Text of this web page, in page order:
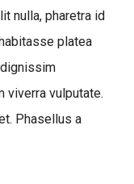
nulla, pharetra id
platea
viverra vulputate.
Phasellus a